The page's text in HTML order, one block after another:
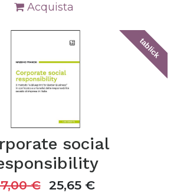
Acquista
tablick
social
€ 25,65€